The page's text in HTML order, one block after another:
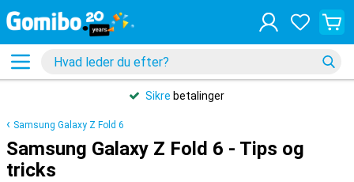
Sikre betalinger
Samsung Galaxy Z Fold 6
Samsung Galaxy Z Fold 6 - Tips og
tricks